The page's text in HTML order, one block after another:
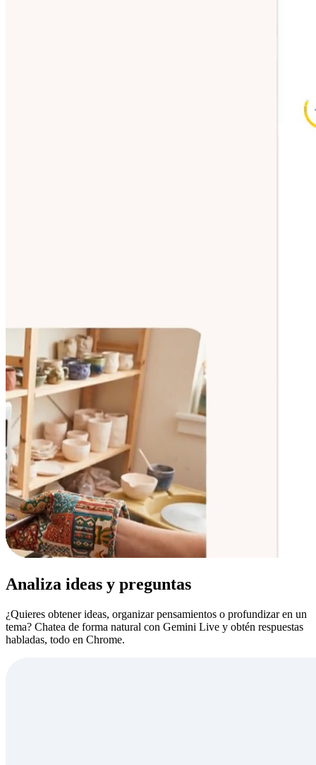
Analiza ideas y preguntas
¿Quieres obtener ideas, organizar pensamientos o profundizar en un
tema? Chatea de forma natural con Gemini Live y obtén respuestas
habladas, todo en Chrome.